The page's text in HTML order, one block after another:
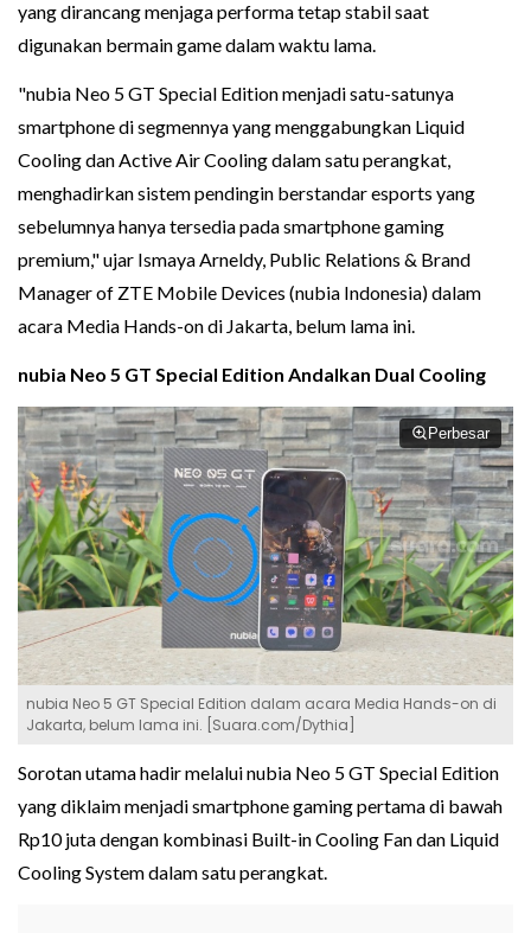
yang dirancang menjaga performa tetap stabil saat
digunakan bermain game dalam waktu lama.
"nubia Neo 5 GT Special Edition menjadi satu-satunya
smartphone di segmennya yang menggabungkan Liquid
Cooling dan Active Air Cooling dalam satu perangkat,
menghadirkan sistem pendingin berstandar esports yang
sebelumnya hanya tersedia pada smartphone gaming
premium," ujar Ismaya Arneldy, Public Relations & Brand
Manager of ZTE Mobile Devices (nubia Indonesia) dalam
acara Media Hands-on di Jakarta, belum lama ini.
nubia Neo 5 GT Special Edition Andalkan Dual Cooling
Perbesar
nubia Neo 5 GT Special Edition dalam acara Media Hands-on di
Jakarta, belum lama ini. [Suara.com/Dythia]
Sorotan utama hadir melalui nubia Neo 5 GT Special Edition
yang diklaim menjadi smartphone gaming pertama di bawah
Rp10 juta dengan kombinasi Built-in Cooling Fan dan Liquid
Cooling System dalam satu perangkat.